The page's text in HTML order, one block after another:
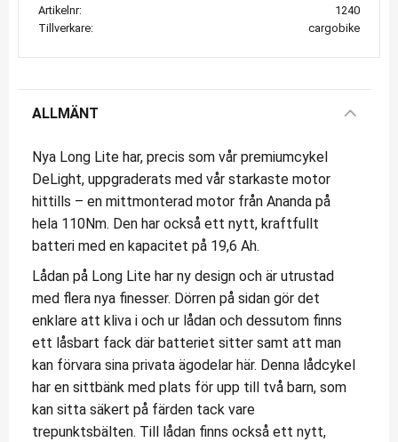
Artikelnr
1240
Tillverkare
cargobike
ALLMÄNT
Nya Long Lite har, precis som vår premiumcykel
DeLight, uppgraderats med vår starkaste motor
hittills – en mittmonterad motor från Ananda på
hela 110Nm. Den har också ett nytt, kraftfullt
batteri med en kapacitet på 19,6 Ah.
Lådan på Long Lite har ny design och är utrustad
med flera nya finesser. Dörren på sidan gör det
enklare att kliva i och ur lådan och dessutom finns
ett låsbart fack där batteriet sitter samt att man
kan förvara sina privata ägodelar här. Denna lådcykel
har en sittbänk med plats för upp till två barn, som
kan sitta säkert på färden tack vare
trepunktsbälten. Till lådan finns också ett nytt,